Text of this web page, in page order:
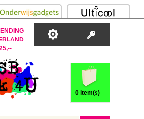
0 item(s)